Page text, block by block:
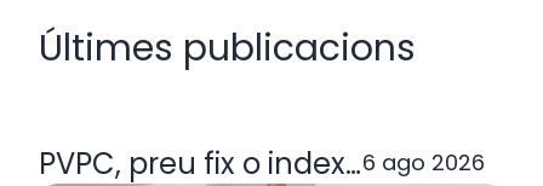
Últimes publicacions
PVPC, preu fix o indexada: quina
6 ago 2026